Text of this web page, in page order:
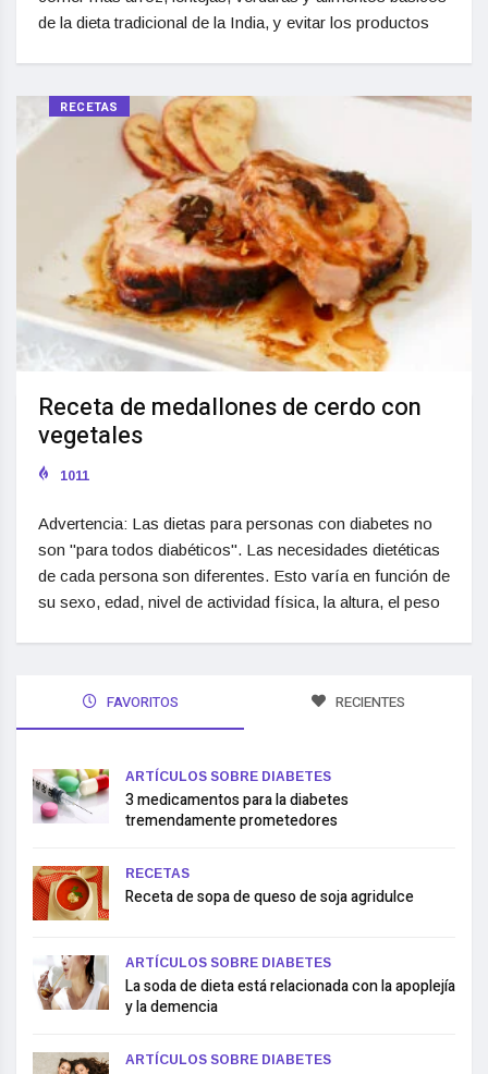
de la dieta tradicional de la India, y evitar los productos
RECETAS
Receta de medallones de cerdo con
vegetales
1011
Advertencia: Las dietas para personas con diabetes no
son "para todos diabéticos". Las necesidades dietéticas
de cada persona son diferentes. Esto varía en función de
su sexo, edad, nivel de actividad física, la altura, el peso
FAVORITOS RECIENTES
ARTÍCULOS SOBRE DIABETES
3 medicamentos para la diabetes
tremendamente prometedores
RECETAS
Receta de sopa de queso de soja agridulce
ARTÍCULOS SOBRE DIABETES
La soda de dieta está relacionada con la apoplejía
y la demencia
ARTÍCULOS SOBRE DIABETES